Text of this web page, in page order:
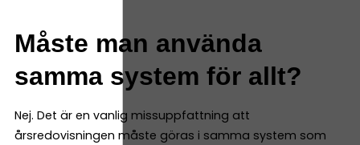
Måste man använda
samma system för allt?
Nej. Det är en vanlig missuppfattning att
årsredovisningen måste göras i samma system som